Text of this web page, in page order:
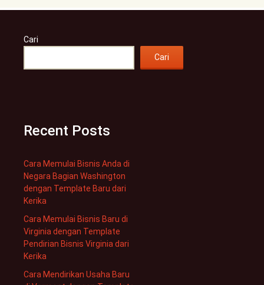
Cari
Cari
Recent Posts
Cara Memulai Bisnis Anda di
Negara Bagian Washington
dengan Template Baru dari
Kerika
Cara Memulai Bisnis Baru di
Virginia dengan Template
Pendirian Bisnis Virginia dari
Kerika
Cara Mendirikan Usaha Baru